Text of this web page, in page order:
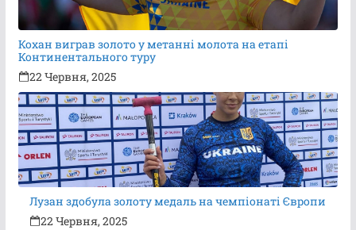
Кохан виграв золото у метанні молота на етапі
Континентального туру
22 Червня, 2025
Лузан здобула золоту медаль на чемпіонаті Європи
22 Червня, 2025